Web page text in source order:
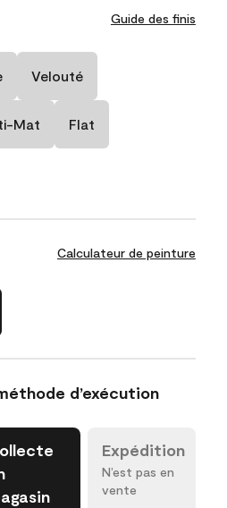
Guide des finis
Velouté
Mat Flat
Calculateur de peinture
d’exécution
Expédition
N’est pas en
vente